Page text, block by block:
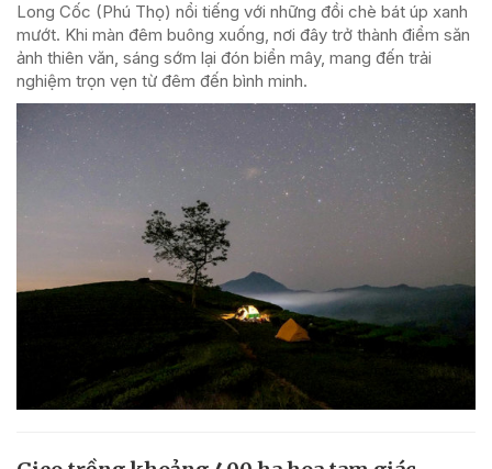
Long Cốc (Phú Thọ) nổi tiếng với những đồi chè bát úp xanh
mướt. Khi màn đêm buông xuống, nơi đây trở thành điểm săn
ảnh thiên văn, sáng sớm lại đón biển mây, mang đến trải
nghiệm trọn vẹn từ đêm đến bình minh.